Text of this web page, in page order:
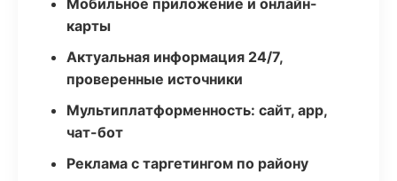
Мобильное приложение и онлайн-
карты
Актуальная информация 24/7,
проверенные источники
Мультиплатформенность: сайт, app,
чат-бот
Реклама с таргетингом по району